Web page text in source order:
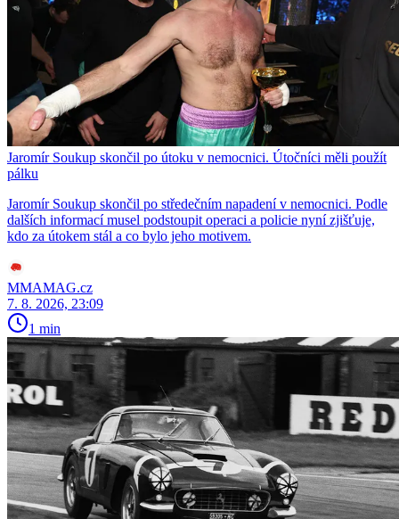
Jaromír Soukup skončil po útoku v nemocnici. Útočníci měli použít
pálku
Jaromír Soukup skončil po středečním napadení v nemocnici. Podle
dalších informací musel podstoupit operaci a policie nyní zjišťuje,
kdo za útokem stál a co bylo jeho motivem.
MMAMAG.cz
7. 8. 2026, 23:09
1 min